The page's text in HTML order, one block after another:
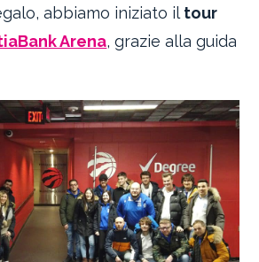
abbiamo iniziato il tour
Arena, grazie alla guida